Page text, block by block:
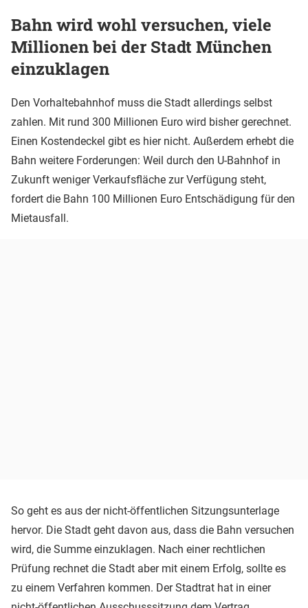
Bahn wird wohl versuchen, viele
Millionen bei der Stadt München
einzuklagen
Den Vorhaltebahnhof muss die Stadt allerdings selbst
zahlen. Mit rund 300 Millionen Euro wird bisher gerechnet.
Einen Kostendeckel gibt es hier nicht. Außerdem erhebt die
Bahn weitere Forderungen: Weil durch den U-Bahnhof in
Zukunft weniger Verkaufsfläche zur Verfügung steht,
fordert die Bahn 100 Millionen Euro Entschädigung für den
Mietausfall.
So geht es aus der nicht-öffentlichen Sitzungsunterlage
hervor. Die Stadt geht davon aus, dass die Bahn versuchen
wird, die Summe einzuklagen. Nach einer rechtlichen
Prüfung rechnet die Stadt aber mit einem Erfolg, sollte es
zu einem Verfahren kommen. Der Stadtrat hat in einer